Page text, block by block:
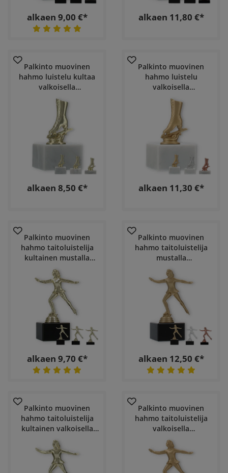
alkaen 9,00 €* alkaen 11,80 €*
Palkinto muovinen
hahmo luistelu kultaa
valkoisella
marmoripohjalla
alkaen 8,50 €*
Palkinto muovinen
hahmo luistelu
valkoisella
marmoripohjalla
alkaen 11,30 €*
Palkinto muovinen
hahmo taitoluistelija
kultainen mustalla
marmoripohjalla
alkaen 9,70 €*
Palkinto muovinen
hahmo taitoluistelija
mustalla
marmoripohjalla
alkaen 12,50 €*
Palkinto muovinen
hahmo taitoluistelija
kultainen valkoisella
marmoripohjalla
Palkinto muovinen
hahmo taitoluistelija
valkoisella
marmoripohjalla